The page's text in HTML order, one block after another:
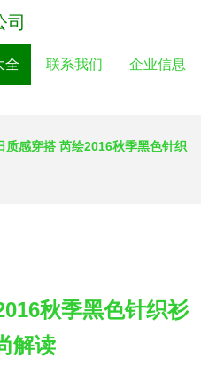
司
全 联系我们 企业信息
质感穿搭 芮绘2016秋季黑色针织
秋季黑色针织衫
解读